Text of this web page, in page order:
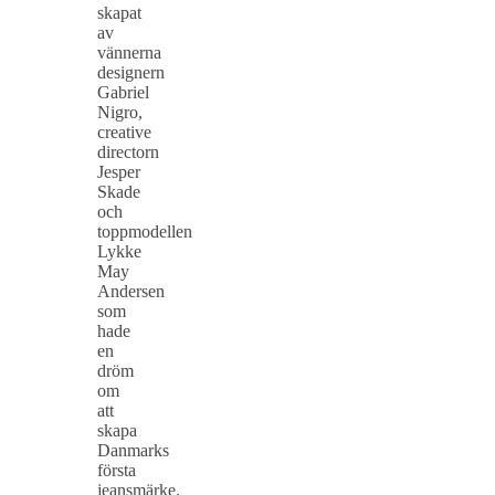
skapat
av
vännerna
designern
Gabriel
Nigro,
creative
directorn
Jesper
Skade
och
toppmodellen
Lykke
May
Andersen
som
hade
en
dröm
om
att
skapa
Danmarks
första
jeansmärke.